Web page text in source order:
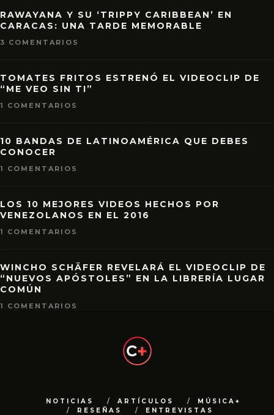
RAWAYANA Y SU ‘TRIPPY CARIBBEAN’ EN
CARACAS: UNA TARDE MEMORABLE
3 COMENTARIOS
TOMATES FRITOS ESTRENÓ EL VIDEOCLIP DE
“ME VEO SIN TI”
1 COMENTARIOS
10 BANDAS DE LATINOAMÉRICA QUE DEBES
CONOCER
1 COMENTARIOS
LOS 10 MEJORES VIDEOS HECHOS POR
VENEZOLANOS EN EL 2016
1 COMENTARIOS
WINCHO SCHÄFER REVELARÁ EL VIDEOCLIP DE
“NUEVOS APÓSTOLES” EN LA LIBRERÍA LUGAR
COMÚN
1 COMENTARIOS
NOTICIAS ARTÍCULOS
MÚSICA+
RESEÑAS
ENTREVISTAS